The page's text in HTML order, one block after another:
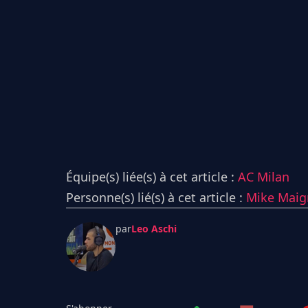
Équipe(s) liée(s) à cet article : AC Milan
Personne(s) lié(s) à cet article : Mike
parLeo Aschi